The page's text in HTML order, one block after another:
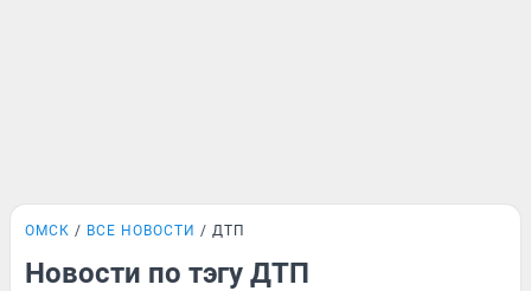
ОМСК ВСЕ НОВОСТИ ДТП
Новости по тэгу ДТП